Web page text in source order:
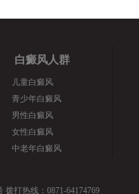
白癜风人群
儿童白癜风
青少年白癜风
男性白癜风
女性白癜风
中老年白癜风
打热线：0871-64174769